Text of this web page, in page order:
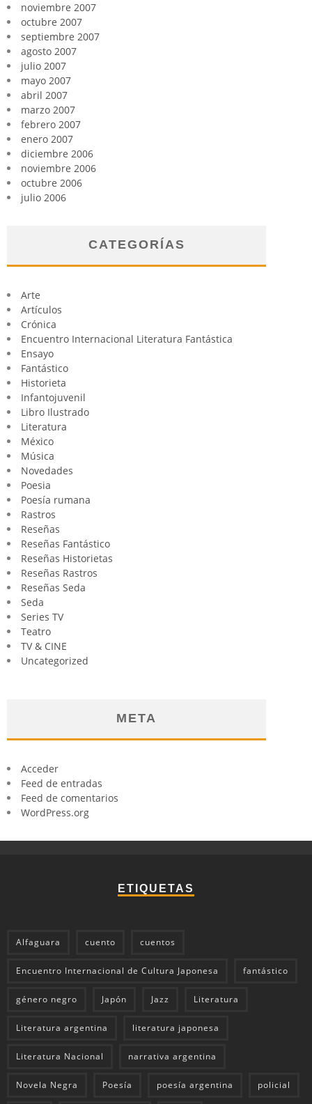
noviembre 2007
octubre 2007
septiembre 2007
agosto 2007
julio 2007
mayo 2007
abril 2007
marzo 2007
febrero 2007
enero 2007
diciembre 2006
noviembre 2006
octubre 2006
julio 2006
CATEGORÍAS
Arte
Artículos
Crónica
Encuentro Internacional Literatura Fantástica
Ensayo
Fantástico
Historieta
Infantojuvenil
Libro Ilustrado
Literatura
México
Música
Novedades
Poesia
Poesía rumana
Rastros
Reseñas
Reseñas Fantástico
Reseñas Historietas
Reseñas Rastros
Reseñas Seda
Seda
Series TV
Teatro
TV & CINE
Uncategorized
META
Acceder
Feed de entradas
Feed de comentarios
WordPress.org
ETIQUETAS
Alfaguara cuento cuentos
Encuentro Internacional de Cultura Japonesa fantástico
género negro Japón Jazz Literatura
Literatura argentina literatura japonesa
Literatura Nacional narrativa argentina
Novela Negra Poesía poesía argentina policial